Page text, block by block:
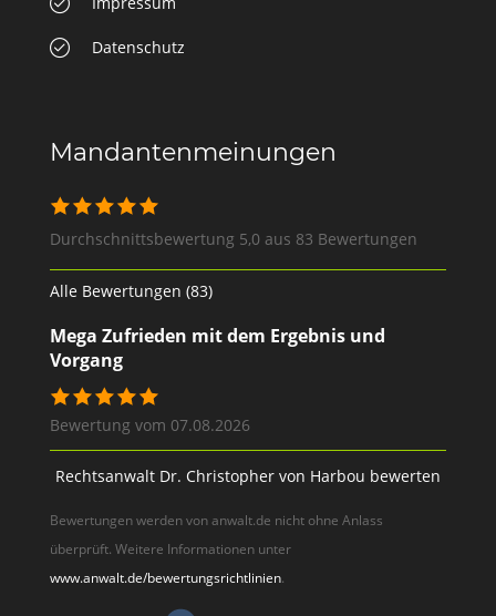
Datenschutz
Mandantenmeinungen
Durchschnittsbewertung 5,0 aus 83 Bewertungen
Alle Bewertungen (83)
Mega Zufrieden mit dem Ergebnis und
Vorgang
Bewertung vom 07.08.2026
Rechtsanwalt Dr. Christopher von Harbou bewerten
Bewertungen werden von anwalt.de nicht ohne Anlass
überprüft. Weitere Informationen unter
www.anwalt.de/bewertungsrichtlinien.